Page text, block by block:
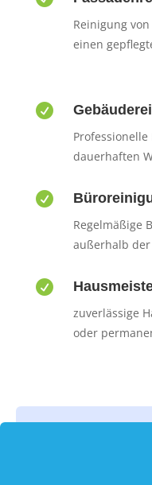
Reinigung
einen

dauerhaften

Regelmäßige
außerhalb

zuverlässige
oder